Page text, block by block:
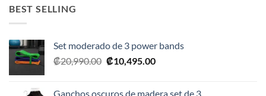
BEST SELLING
Set moderado de 3 power bands
₡20,990.00 El
₡10,495.00El
Ganchos oscuros de madera set de 3